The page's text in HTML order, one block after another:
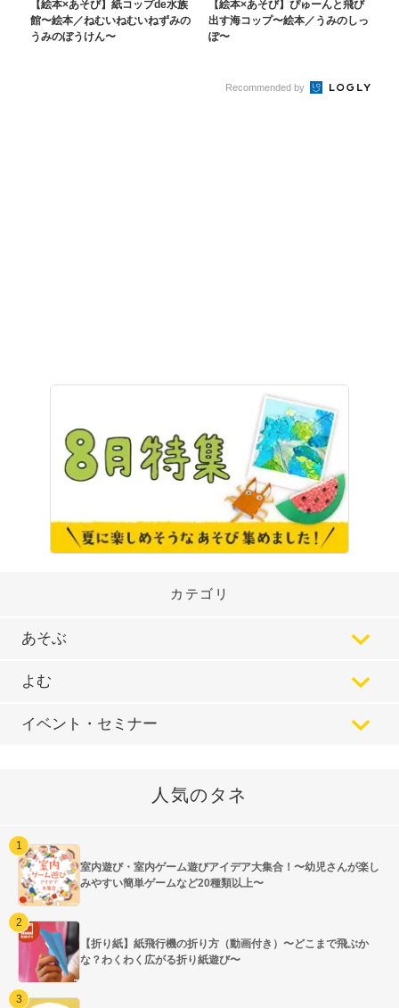
【絵本×あそび】紙コップde水族
館〜絵本／ねむいねむいねずみの
うみのぼうけん〜
【絵本×あそび】ぴゅーんと飛び
出す海コップ〜絵本／うみのしっ
ぽ〜
Recommended by
カテゴリ
あそぶ
よむ
イベント・セミナー
人気のタネ
室内遊び・室内ゲーム遊びアイデア大集合！〜幼児さんが楽し
みやすい簡単ゲームなど20種類以上〜
【折り紙】紙飛行機の折り方（動画付き）〜どこまで飛ぶか
な？わくわく広がる折り紙遊び〜